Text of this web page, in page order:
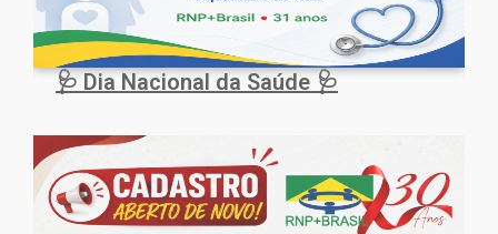
🩺 Dia Nacional da Saúde 🩺